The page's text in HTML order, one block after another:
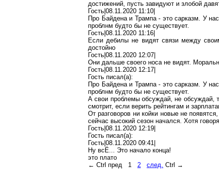
достижений, пусть завидуют и злобой
Гость|08.11.2020 11:10|
Про Байденаи Трампа - это сарказм. У
проблнм будто бы не существует.
Гость|08.11.2020 11:16|
Еслидебилы не видят связи между
достойно
Гость|08.11.2020 12:07|
Они дальше своего носа не видят.
Гость|08.11.2020 12:17|
Гость писал(a):
Про Байденаи Трампа - это сарказм. У
проблнм будто бы не существует.
А свои проблемы обсуждай, не обсуждай,
смотрит, если верить рейтингам и
От разговоров ни койки новые не
сейчас высокий сезон начался. Хотя
Гость|08.11.2020 12:19|
Гость писал(a):
Гость|08.11.2020 09:41|
Ну всЁ... Это начало конца!
это плато
← Ctrl пред 1 2 след. Ctrl →